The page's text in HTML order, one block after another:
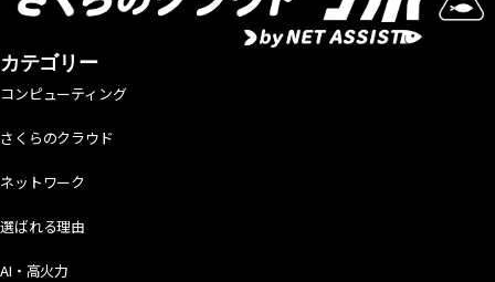
カテゴリー
コンピューティング
さくらのクラウド
ネットワーク
選ばれる理由
AI・高火力